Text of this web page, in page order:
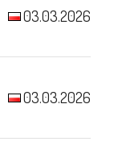
03.03.2026
03.03.2026